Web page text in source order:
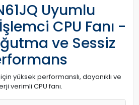
Uyumlu
CPU Fanı -
ve Sessiz
yüksek performanslı, dayanıklı ve
verimli CPU fanı.